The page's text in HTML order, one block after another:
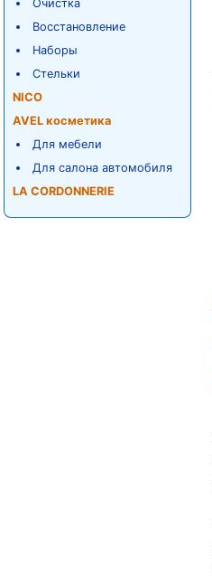
Очистка
Восстановление
Наборы
Стельки
NICO
AVEL косметика
Для мебели
Для салона автомобиля
LA CORDONNERIE